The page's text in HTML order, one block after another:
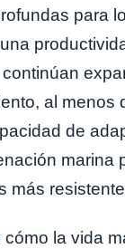
para
al
de
marina
más
la vida